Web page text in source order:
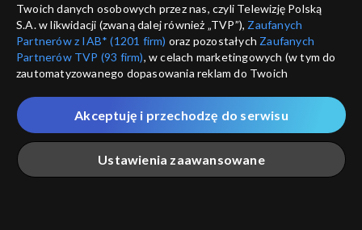
Twoich danych osobowych przez nas, czyli Telewizję Polską
S.A. w likwidacji (zwaną dalej również „TVP”), Zaufanych
Partnerów z IAB* (1201 firm) oraz pozostałych Zaufanych
Partnerów TVP (93 firm), w celach marketingowych (w tym do
zautomatyzowanego dopasowania reklam do Twoich
które wskazujemy poniżej, a także zgody na udostępnianie
przez nas identyfikatora PPID do Google.
Twoje dane osobowe zbierane podczas odwiedzania przez
Ciebie naszych
poszczególnych serwisówzwanych dalej
„Portalem”, w tym informacje zapisywane za pomocą
Ustawienia zaawansowane
Akceptuję i przechodzę do serwisu